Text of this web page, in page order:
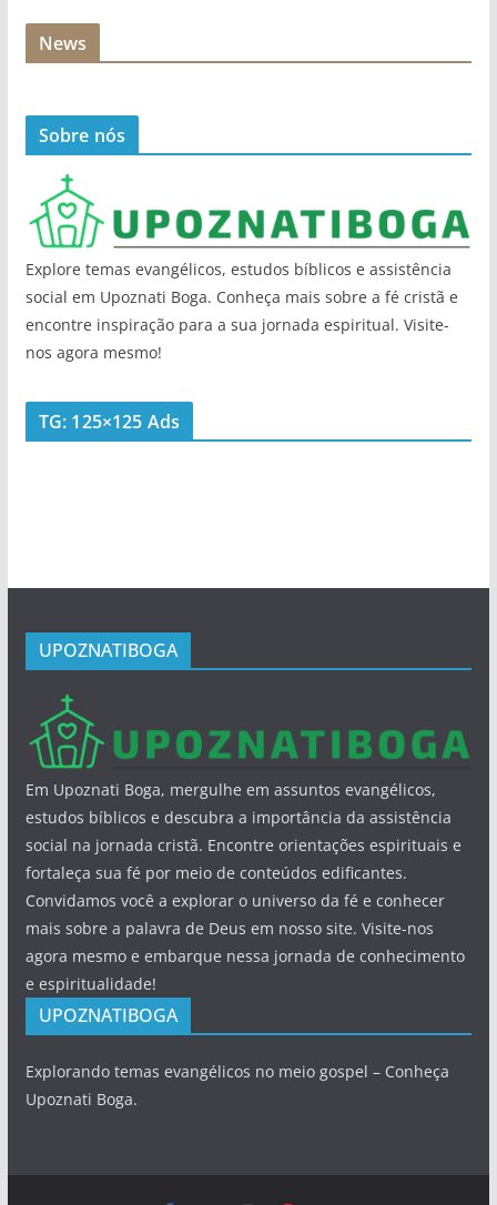
News
Sobre nós
Explore temas evangélicos, estudos bíblicos e assistência
social em Upoznati Boga. Conheça mais sobre a fé cristã e
encontre inspiração para a sua jornada espiritual. Visite-
nos agora mesmo!
TG: 125×125 Ads
UPOZNATIBOGA
Em Upoznati Boga, mergulhe em assuntos evangélicos,
estudos bíblicos e descubra a importância da assistência
social na jornada cristã. Encontre orientações espirituais e
fortaleça sua fé por meio de conteúdos edificantes.
Convidamos você a explorar o universo da fé e conhecer
mais sobre a palavra de Deus em nosso site. Visite-nos
agora mesmo e embarque nessa jornada de conhecimento
e espiritualidade!
UPOZNATIBOGA
Explorando temas evangélicos no meio gospel – Conheça
Upoznati Boga.